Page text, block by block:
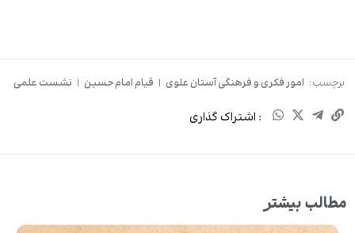
برچسب: امور فکری و فرهنگی آستان علوی | قیام امام حسین | نشست علمی
: اشتراک گذاری
مطالب بیشتر